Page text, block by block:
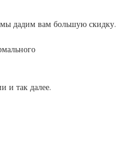
мы дадим вам большую скидку.
и так далее.